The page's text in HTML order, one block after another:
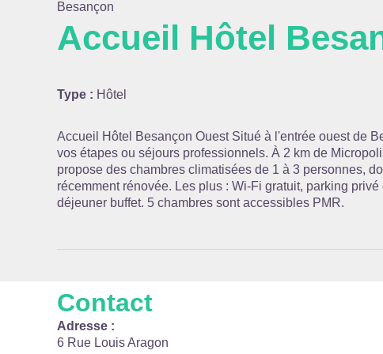
Besançon
Accueil Hôtel
Type : Hôtel
Accueil Hôtel Besançon Ouest Situé à l'entrée ouest de
vos étapes ou séjours professionnels. À 2 km de
propose des chambres climatisées de 1 à 3 personnes,
récemment rénovée. Les plus : Wi-Fi gratuit, parking
déjeuner buffet. 5 chambres sont accessibles PMR.
Contact
Adresse :
6 Rue Louis Aragon